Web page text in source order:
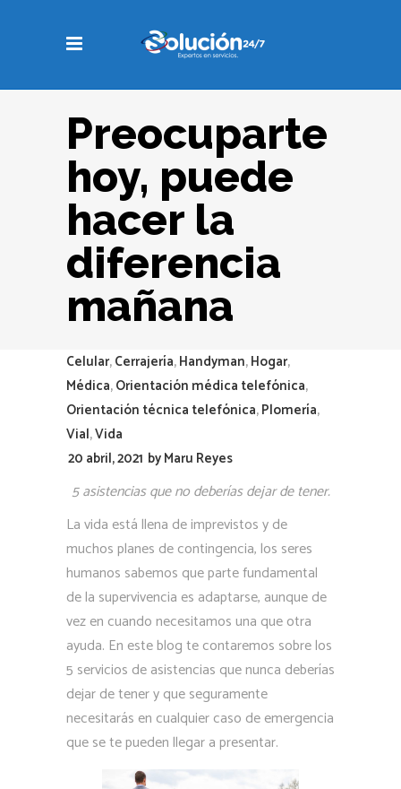
Preocuparte
hoy, puede
hacer la
diferencia
mañana
Celular,Cerrajería,Handyman,Hogar,
Médica,Orientación médica telefónica,
Orientación técnica telefónica,Plomería,
Vial,Vida
20 abril, 2021 byMaru Reyes
5 asistencias que no deberías dejar de tener.
La vida está llena de imprevistos y de
muchos planes de contingencia, los seres
humanos sabemos que parte fundamental
de la supervivencia es adaptarse, aunque de
vez en cuando necesitamos una que otra
ayuda. En este blog te contaremos sobre los
5 servicios de asistencias que nunca deberías
dejar de tener y que seguramente
necesitarás en cualquier caso de emergencia
que se te pueden llegar a presentar.